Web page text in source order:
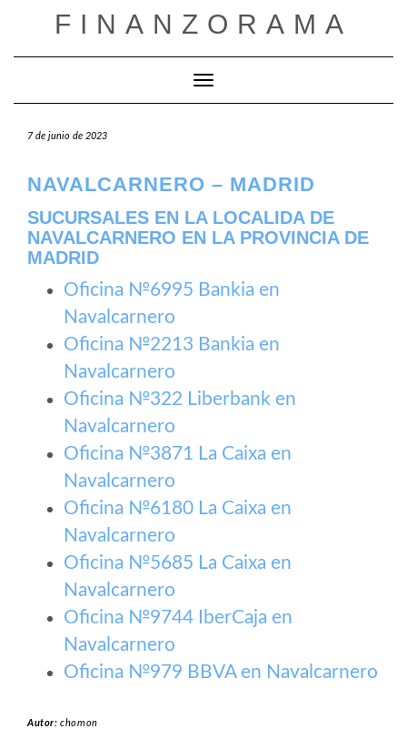
FINANZORAMA
Cambiar modo de navegación
7 de junio de 2023
NAVALCARNERO – MADRID
SUCURSALES EN LA LOCALIDA DE
NAVALCARNERO EN LA PROVINCIA DE
MADRID
Oficina №6995 Bankia en
Navalcarnero
Oficina №2213 Bankia en
Navalcarnero
Oficina №322 Liberbank en
Navalcarnero
Oficina №3871 La Caixa en
Navalcarnero
Oficina №6180 La Caixa en
Navalcarnero
Oficina №5685 La Caixa en
Navalcarnero
Oficina №9744 IberCaja en
Navalcarnero
Oficina №979 BBVA en Navalcarnero
Autor:chomon